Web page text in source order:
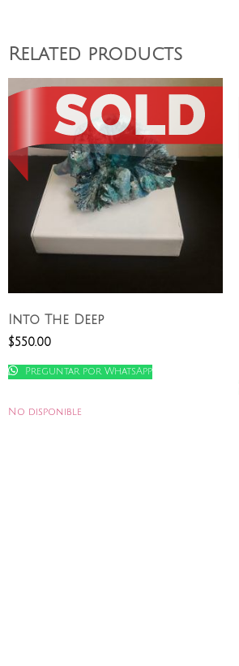
Related products
Into The Deep
$550.00
Preguntar por WhatsApp
No disponible